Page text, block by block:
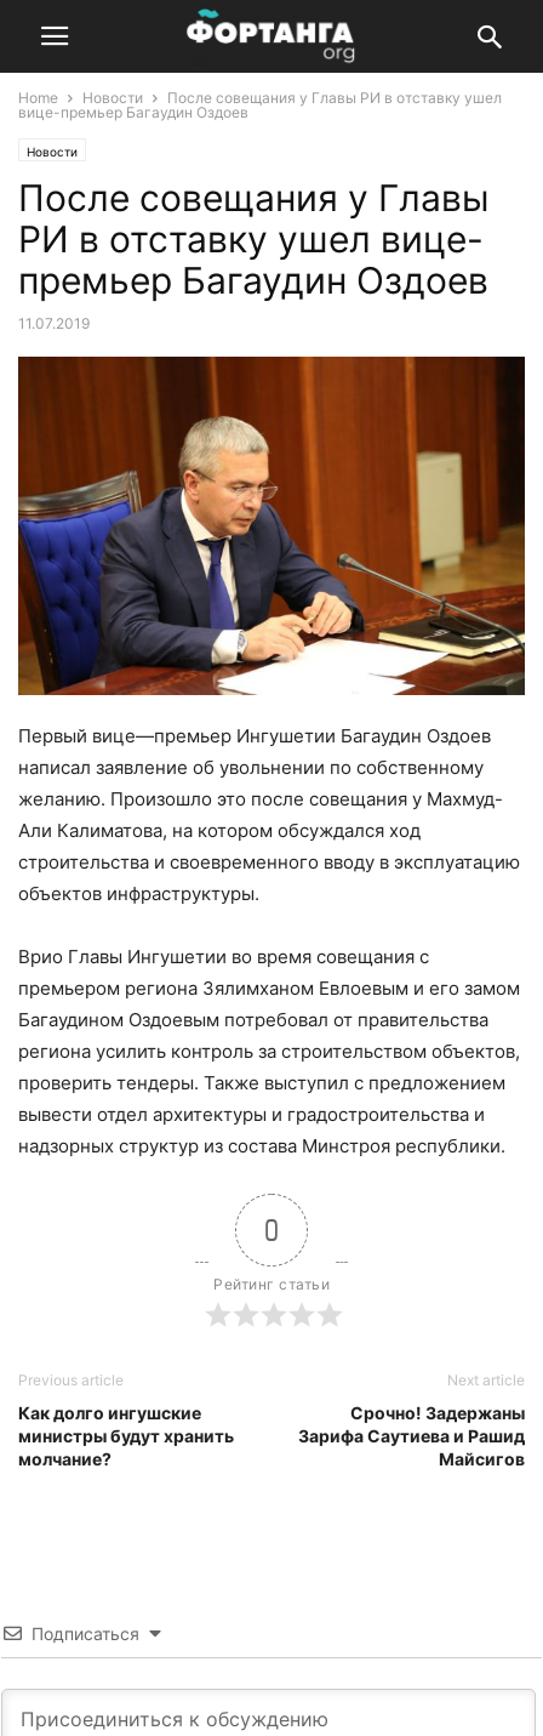
Home Новости
После совещания у Главы РИ в отставку ушел
вице-премьер Багаудин Оздоев
Новости
После совещания у Главы
РИ в отставку ушел вице-
премьер Багаудин Оздоев
11.07.2019
Первый вице—премьер Ингушетии Багаудин Оздоев
написал заявление об увольнении по собственному
желанию. Произошло это после совещания у Махмуд-
Али Калиматова, на котором обсуждался ход
строительства и своевременного вводу в эксплуатацию
объектов инфраструктуры.
Врио Главы Ингушетии во время совещания с
премьером региона Зялимханом Евлоевым и его замом
Багаудином Оздоевым потребовал от правительства
региона усилить контроль за строительством объектов,
проверить тендеры. Также выступил с предложением
вывести отдел архитектуры и градостроительства и
надзорных структур из состава Минстроя республики.
0
Рейтинг статьи
Previous article
Как долго ингушские
министры будут хранить
молчание?
Next article
Срочно! Задержаны
Зарифа Саутиева и Рашид
Майсигов
Подписаться